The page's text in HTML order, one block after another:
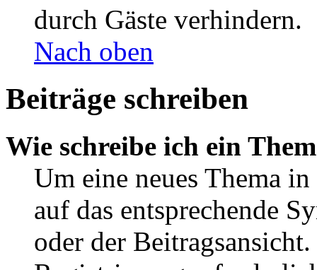
durch Gäste verhindern.
Nach oben
Beiträge schreiben
Wie schreibe ich ein
Um eine neues Thema
auf das entsprechende
oder der